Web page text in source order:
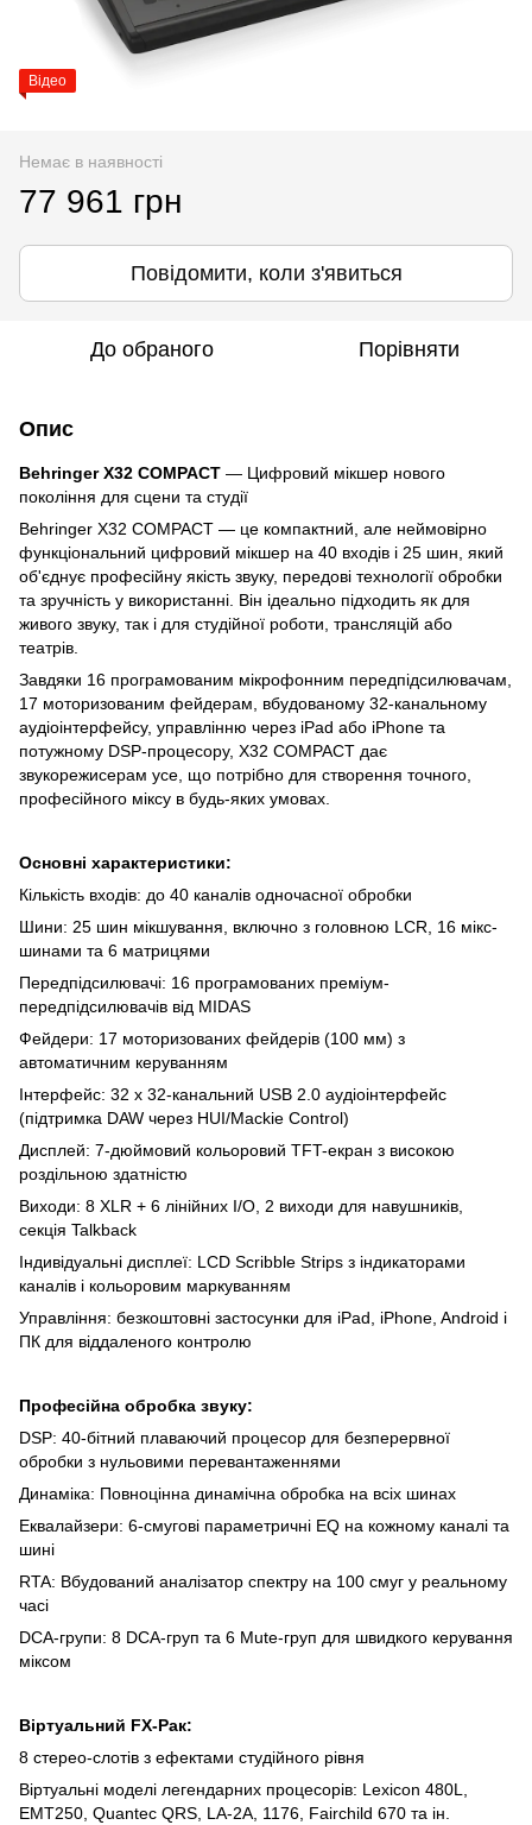
Відео
Немає в наявності
77 961 грн
Повідомити, коли з'явиться
До обраного Порівняти
Опис
Behringer X32 COMPACT — Цифровий мікшер нового
покоління для сцени та студії
Behringer X32 COMPACT — це компактний, але неймовірно
функціональний цифровий мікшер на 40 входів і 25 шин, який
об'єднує професійну якість звуку, передові технології обробки
та зручність у використанні. Він ідеально підходить як для
живого звуку, так і для студійної роботи, трансляцій або
театрів.
Завдяки 16 програмованим мікрофонним передпідсилювачам,
17 моторизованим фейдерам, вбудованому 32-канальному
аудіоінтерфейсу, управлінню через iPad або iPhone та
потужному DSP-процесору, X32 COMPACT дає
звукорежисерам усе, що потрібно для створення точного,
професійного міксу в будь-яких умовах.
Основні характеристики:
Кількість входів: до 40 каналів одночасної обробки
Шини: 25 шин мікшування, включно з головною LCR, 16 мікс-
шинами та 6 матрицями
Передпідсилювачі: 16 програмованих преміум-
передпідсилювачів від MIDAS
Фейдери: 17 моторизованих фейдерів (100 мм) з
автоматичним керуванням
Інтерфейс: 32 x 32-канальний USB 2.0 аудіоінтерфейс
(підтримка DAW через HUI/Mackie Control)
Дисплей: 7-дюймовий кольоровий TFT-екран з високою
роздільною здатністю
Виходи: 8 XLR + 6 лінійних I/O, 2 виходи для навушників,
секція Talkback
Індивідуальні дисплеї: LCD Scribble Strips з індикаторами
каналів і кольоровим маркуванням
Управління: безкоштовні застосунки для iPad, iPhone, Android і
ПК для віддаленого контролю
Професійна обробка звуку:
DSP: 40-бітний плаваючий процесор для безперервної
обробки з нульовими перевантаженнями
Динаміка: Повноцінна динамічна обробка на всіх шинах
Еквалайзери: 6-смугові параметричні EQ на кожному каналі та
шині
RTA: Вбудований аналізатор спектру на 100 смуг у реальному
часі
DCA-групи: 8 DCA-груп та 6 Mute-груп для швидкого керування
міксом
Віртуальний FX-Рак:
8 стерео-слотів з ефектами студійного рівня
Віртуальні моделі легендарних процесорів: Lexicon 480L,
EMT250, Quantec QRS, LA-2A, 1176, Fairchild 670 та ін.